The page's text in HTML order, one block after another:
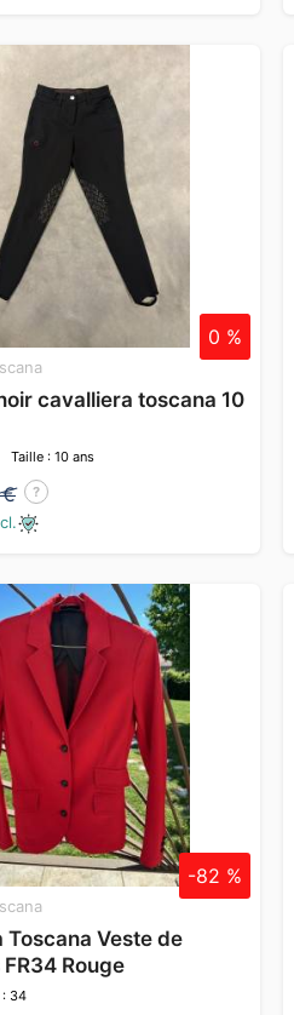
cavalliera toscana 10
Taille : 10 ans
?
0 %
Toscana Veste de
Rouge
: 34
-82 %